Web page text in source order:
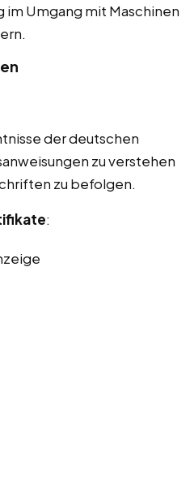
im Umgang mit Maschinen
der deutschen
zu verstehen
zu befolgen.
: